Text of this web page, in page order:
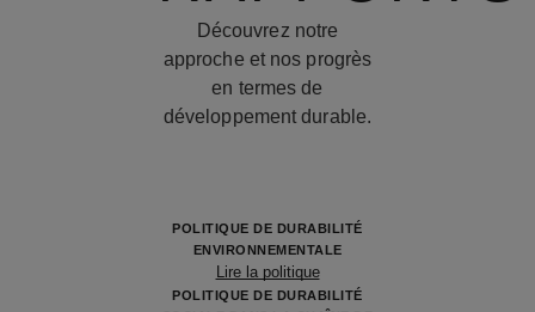
Découvrez notre
approche et nos progrès
en termes de
développement durable.
POLITIQUE DE DURABILITÉ
ENVIRONNEMENTALE
Lire la politique
POLITIQUE DE DURABILITÉ